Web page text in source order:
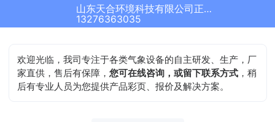
山东天合环境科技有限公司正在为您服务
13276363035
欢迎光临，我司专注于各类气象设备的自主研发、生产，厂
家直供，售后有保障，您可在线咨询，或留下联系方式 ，稍
后有专业人员为您提供产品彩页、报价及解决方案。